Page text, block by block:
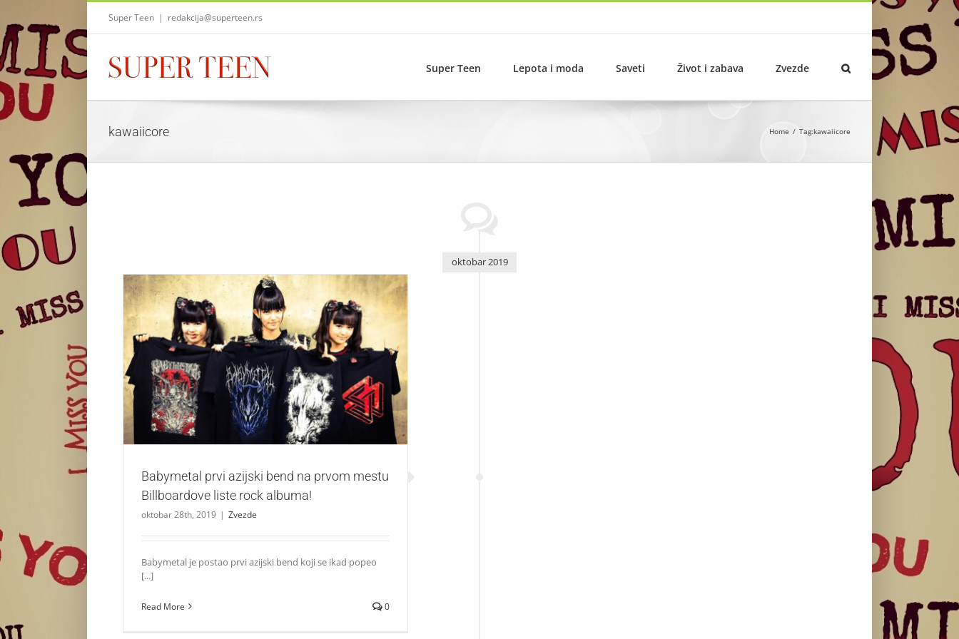
content
Super Teen | redakcija@superteen.rs
Super Teen Lepota i moda Saveti Život i zabava Zvezde
kawaiicore Home Tag:kawaiicore
oktobar 2019
Babymetal prvi azijski bend na prvom mestu Billboardove
liste rock albuma!
Zvezde
Babymetal prvi azijski bend na prvom mestu
Billboardove liste rock albuma!
oktobar 28th, 2019 | Zvezde
Babymetal je postao prvi azijski bend koji se ikad popeo
[...]
Read More 0